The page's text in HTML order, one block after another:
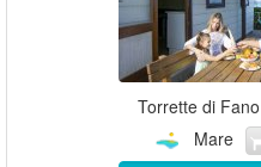
Torrette di
Mare